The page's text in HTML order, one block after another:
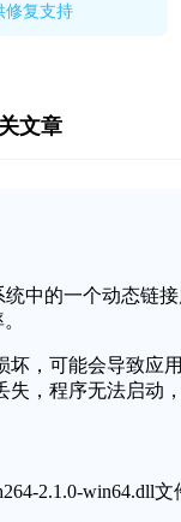
修复支持
文章
统中的一个动态
坏，可能会导致
失，程序无法启动
2.1.0-win64.dll文